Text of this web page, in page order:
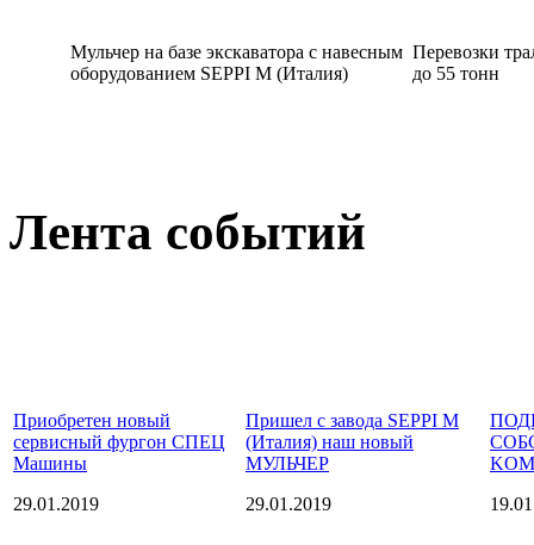
Мульчер на базе экскаватора с навесным
оборудованием SEPPI M (Италия)
Перевозки
до 55 тонн
Лента событий
Приобретен новый
сервисный фургон СПЕЦ
Машины
29.01.2019
Пришел с завода SEPPI M
(Италия) наш новый
МУЛЬЧЕР
29.01.2019